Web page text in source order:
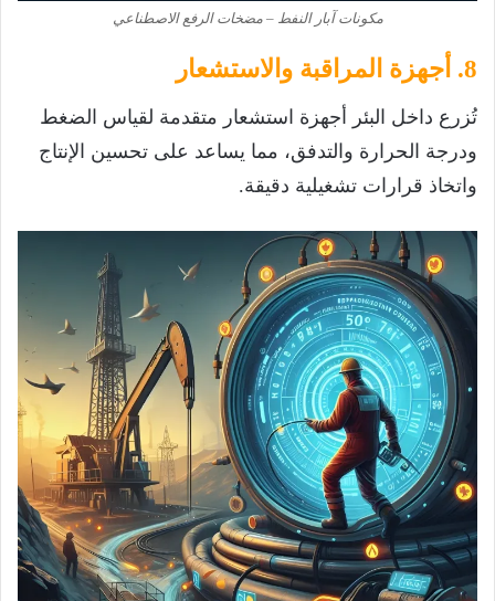
مكونات آبار النفط – مضخات الرفع الاصطناعي
8. أجهزة المراقبة والاستشعار
تُزرع داخل البئر أجهزة استشعار متقدمة لقياس الضغط
ودرجة الحرارة والتدفق، مما يساعد على تحسين الإنتاج
واتخاذ قرارات تشغيلية دقيقة.